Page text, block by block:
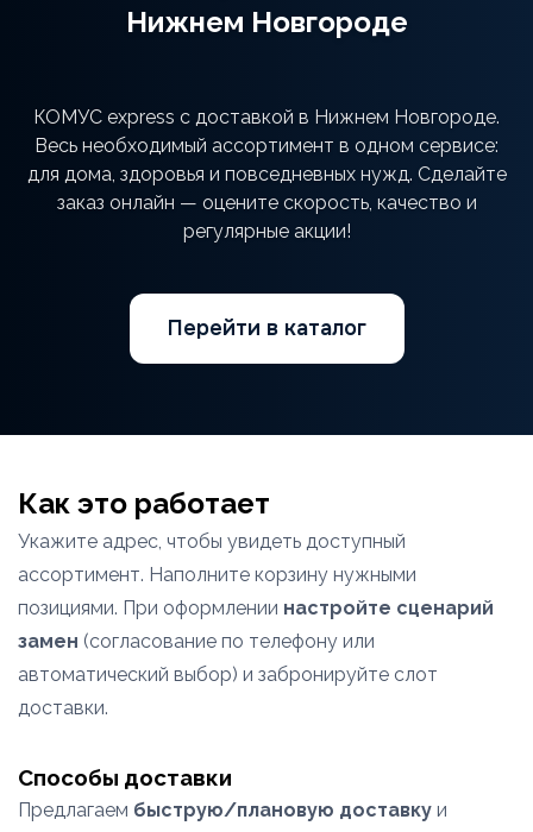
Нижнем Новгороде
КОМУС express с доставкой в Нижнем Новгороде.
Весь необходимый ассортимент в одном сервисе:
для дома, здоровья и повседневных нужд. Сделайте
заказ онлайн — оцените скорость, качество и
регулярные акции!
Перейти в каталог
Как это работает
Укажите адрес, чтобы увидеть доступный
ассортимент. Наполните корзину нужными
позициями. При оформлении настройте сценарий
замен (согласование по телефону или
автоматический выбор) и забронируйте слот
доставки.
Способы доставки
Предлагаем быструю/плановую доставку и